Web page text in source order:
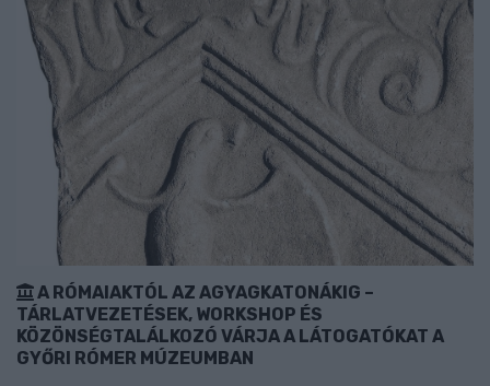
A RÓMAIAKTÓL AZ AGYAGKATONÁKIG –
TÁRLATVEZETÉSEK, WORKSHOP ÉS
KÖZÖNSÉGTALÁLKOZÓ VÁRJA A LÁTOGATÓKAT A
GYŐRI RÓMER MÚZEUMBAN